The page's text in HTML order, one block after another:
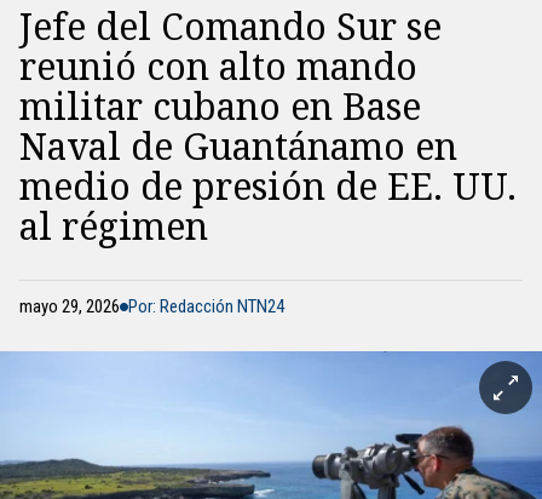
Jefe del Comando Sur se
reunió con alto mando
militar cubano en Base
Naval de Guantánamo en
medio de presión de EE. UU.
al régimen
mayo 29, 2026 Por: Redacción NTN24